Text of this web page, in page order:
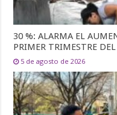
30 %: ALARMA EL
PRIMER TRIMESTRE
5 de agosto de 2026